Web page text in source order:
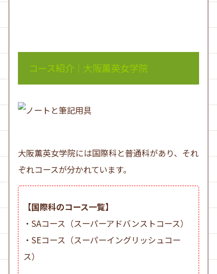
コース紹介｜大阪薫英女学院
大阪薫英女学院には国際科と普通科があり、それ
ぞれコースが分かれています。
【国際科のコース一覧】
・SAコース（スーパーアドバンストコース）
・SEコース（スーパーイングリッシュコー
ス）